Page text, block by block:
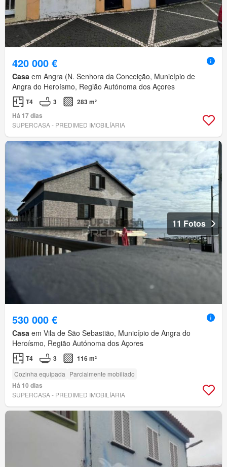
420 000 €
Casa em Angra (N. Senhora da Conceição, Município de
Angra do Heroísmo, Região Autónoma dos Açores
T4 3
283 m²
Há 17 dias
SUPERCASA - PREDIMED IMOBILÍARIA
11 Fotos
530 000 €
Casa em Vila de São Sebastião, Município de Angra do
Heroísmo, Região Autónoma dos Açores
T4 3 116 m²
Cozinha equipada Parcialmente mobiliado
Há 10 dias
SUPERCASA - PREDIMED IMOBILÍARIA